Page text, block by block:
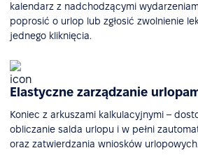
kalendarz z nadchodzącymi
poprosić o urlop lub zgłosić zwolnienie
jednego kliknięcia.
Elastyczne zarządzanie
Koniec z arkuszami kalkulacyjnymi –
obliczanie salda urlopu i w pełni
oraz zatwierdzania wniosków